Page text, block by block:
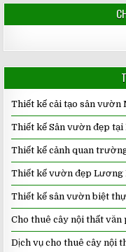
Thiết kế cải tạo sân vườn
Thiết kế Sân vườn đẹp tại
Thiết kế cảnh quan
Thiết kế vườn đẹp Lương
Thiết kế sân vườn biệt
Cho thuê cây nội thất
Dịch vụ cho thuê cây nội